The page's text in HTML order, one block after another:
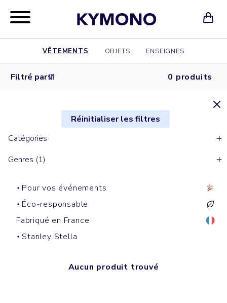
VÊTEMENTS OBJETS ENSEIGNES
Filtré par 0 produits
Réinitialiser les filtres
Catégories
Genres (1)
Pour vos événements
Éco-responsable
Fabriqué en France
Stanley Stella
Aucun produit trouvé